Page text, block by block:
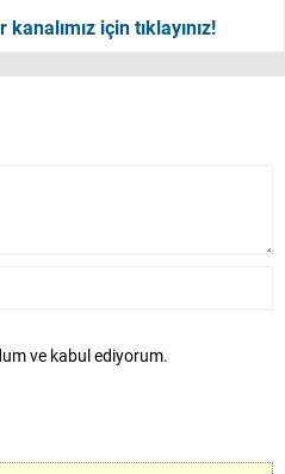
için tıklayınız!
ve kabul ediyorum.